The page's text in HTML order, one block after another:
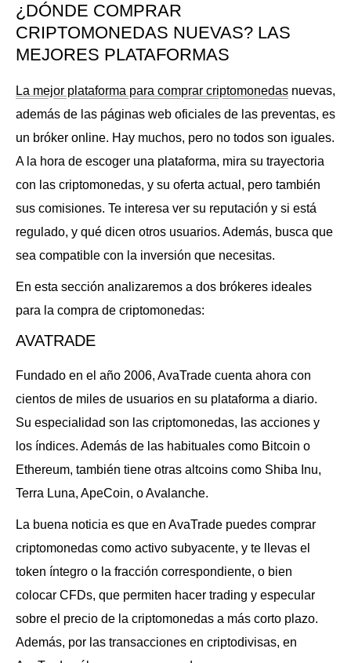
¿DÓNDE COMPRAR
CRIPTOMONEDAS NUEVAS? LAS
MEJORES PLATAFORMAS
La mejor plataforma para comprar criptomonedas nuevas,
además de las páginas web oficiales de las preventas, es
un bróker online. Hay muchos, pero no todos son iguales.
A la hora de escoger una plataforma, mira su trayectoria
con las criptomonedas, y su oferta actual, pero también
sus comisiones. Te interesa ver su reputación y si está
regulado, y qué dicen otros usuarios. Además, busca que
sea compatible con la inversión que necesitas.
En esta sección analizaremos a dos brókeres ideales
para la compra de criptomonedas:
AVATRADE
Fundado en el año 2006, AvaTrade cuenta ahora con
cientos de miles de usuarios en su plataforma a diario.
Su especialidad son las criptomonedas, las acciones y
los índices. Además de las habituales como Bitcoin o
Ethereum, también tiene otras altcoins como Shiba Inu,
Terra Luna, ApeCoin, o Avalanche.
La buena noticia es que en AvaTrade puedes comprar
criptomonedas como activo subyacente, y te llevas el
token íntegro o la fracción correspondiente, o bien
colocar CFDs, que permiten hacer trading y especular
sobre el precio de la criptomonedas a más corto plazo.
Además, por las transacciones en criptodivisas, en